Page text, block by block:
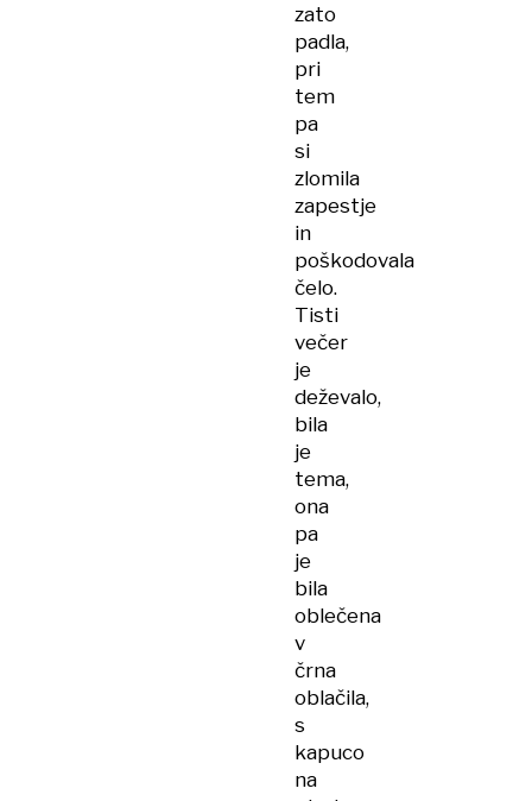
zato
padla,
pri
tem
pa
si
zlomila
zapestje
in
poškodovala
čelo.
Tisti
večer
je
deževalo,
bila
je
tema,
ona
pa
je
bila
oblečena
v
črna
oblačila,
s
kapuco
na